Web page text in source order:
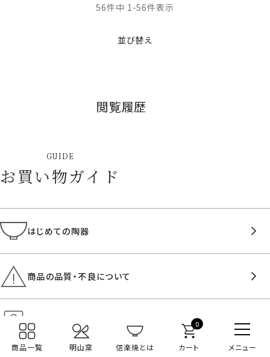
0
並び替え
56件中 1 -56件表示
閲覧履歴
GUIDE
お買い物ガイド
はじめての陶器
商品の品質・不良について
よくあるご質問